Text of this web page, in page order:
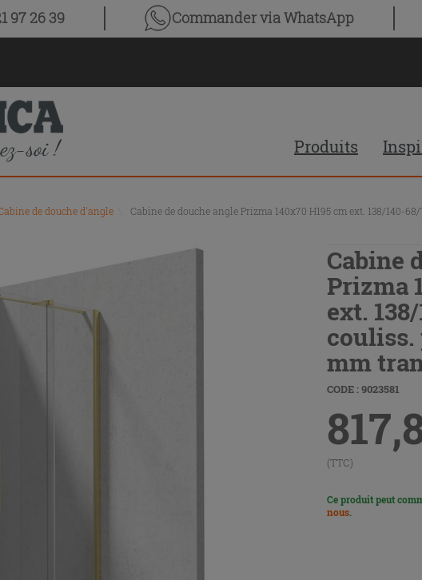
97 26 39 Commander via WhatsApp
Produits
de douche d'angle
Cabine de douche angle Prizma 140x70 H195 cm ext. 138/140-
Cabine
Prizma
ext.
couliss.
mm
CODE : 9023581
(TTC)
Ce produit peut
nous.